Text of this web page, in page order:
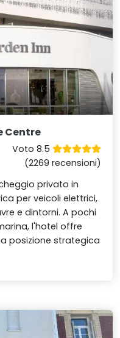
Centre
Voto 8.5
(2269 recensioni)
privato in
per veicoli elettrici,
e dintorni. A pochi
l'hotel offre
posizione strategica